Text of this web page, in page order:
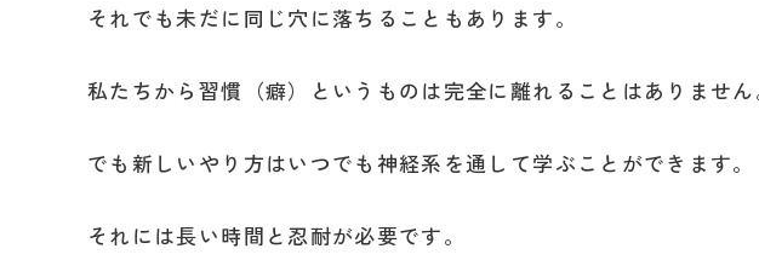
それでも未だに同じ穴に落ちることもあります。
私たちから習慣（癖）というものは完全に離れることはありません
でも新しいやり方はいつでも神経系を通して学ぶことができます。
それには長い時間と忍耐が必要です。